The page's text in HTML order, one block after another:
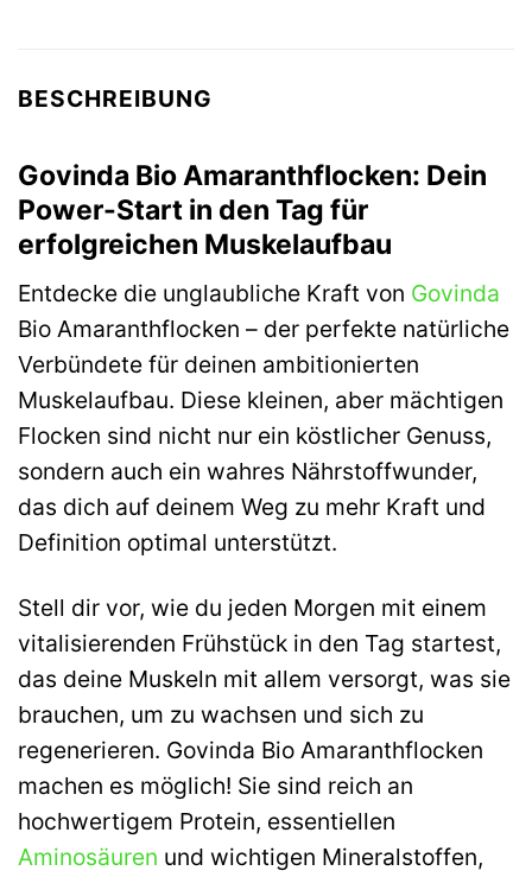
BESCHREIBUNG
Govinda Bio Amaranthflocken: Dein
Power-Start in den Tag für
erfolgreichen Muskelaufbau
Entdecke die unglaubliche Kraft von Govinda
Bio Amaranthflocken – der perfekte natürliche
Verbündete für deinen ambitionierten
Muskelaufbau. Diese kleinen, aber mächtigen
Flocken sind nicht nur ein köstlicher Genuss,
sondern auch ein wahres Nährstoffwunder,
das dich auf deinem Weg zu mehr Kraft und
Definition optimal unterstützt.
Stell dir vor, wie du jeden Morgen mit einem
vitalisierenden Frühstück in den Tag startest,
das deine Muskeln mit allem versorgt, was sie
brauchen, um zu wachsen und sich zu
regenerieren. Govinda Bio Amaranthflocken
machen es möglich! Sie sind reich an
hochwertigem Protein, essentiellen
Aminosäuren und wichtigen Mineralstoffen,